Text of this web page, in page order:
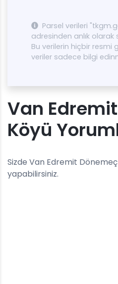
Parsel verileri
adresinden anlık olarak
Bu verilerin hiçbir resmi
veriler sadece bilgi
Van
Köyü
Sizde Van Edremit
yapabilirsiniz.